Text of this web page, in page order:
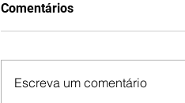
Comentários
Escreva um comentário